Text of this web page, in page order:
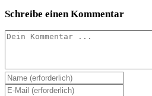
Schreibe einen Kommentar
Kommentieren
Gib
deinen
Gib